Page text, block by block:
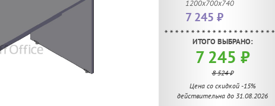
1200х700х740
7 245 ₽
ИТОГО ВЫБРАНО:
7 245 ₽
8 524 ₽
Цена со скидкой -15%
действительна до 31.08.2026